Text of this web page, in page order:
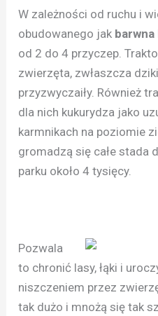
W zależności od ruchu i
obudowanego jak
od 2 do 4 przyczep.
zwierzęta, zwłaszcza
przyzwyczaiły. Również
dla nich kukurydza jako
karmnikach na poziomie
gromadzą się całe stada
parku około 4 tysięcy.
Pozwala
to chronić lasy, łąki i
niszczeniem przez
tak dużo i mnożą się tak